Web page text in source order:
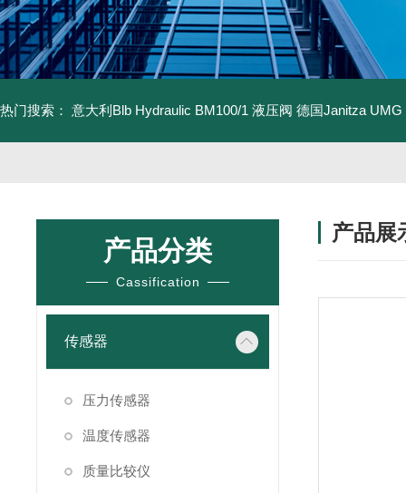
热门搜索： 意大利Blb Hydraulic BM100/1 液压阀 德国Janitza UMG
产品分类
Cassification
传感器
压力传感器
温度传感器
质量比较仪
产品展